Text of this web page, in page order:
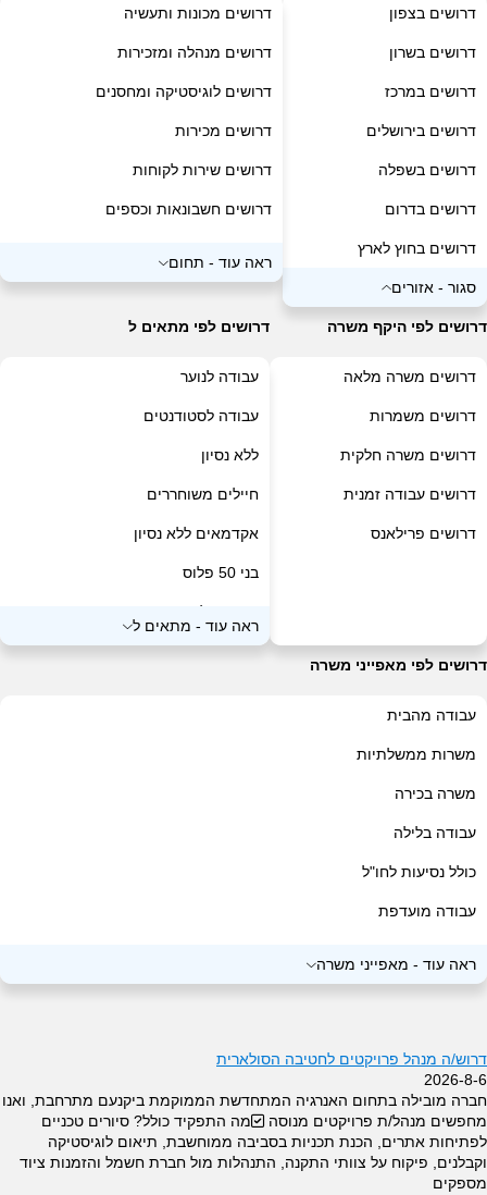
דרושים בצפון
דרושים בשרון
דרושים במרכז
דרושים בירושלים
דרושים בשפלה
דרושים בדרום
דרושים בחוץ לארץ
דרושים בעבודה מהבית
סגור - אזורים
דרושים מכונות ותעשיה
דרושים מנהלה ומזכירות
דרושים לוגיסטיקה ומחסנים
דרושים מכירות
דרושים שירות לקוחות
דרושים חשבונאות וכספים
דרושים נהגים, רכב ותחבורה
דרושים כללי
דרושים רכש, יבוא / יצוא
דרושים מסעדנות/בתי קפה/קייטרינג
דרושים אינטרנט
דרושים סטודנטים ונוער
ראה עוד - תחום
דרושים לפי היקף משרה
דרושים משרה מלאה
דרושים משמרות
דרושים משרה חלקית
דרושים עבודה זמנית
דרושים פרילאנס
דרושים לפי מתאים ל
עבודה לנוער
עבודה לסטודנטים
ללא נסיון
חיילים משוחררים
אקדמאים ללא נסיון
בני 50 פלוס
מתאים למגזר דתי
דובר שפות
ראה עוד - מתאים ל
דרושים לפי מאפייני משרה
עבודה מהבית
משרות ממשלתיות
משרה בכירה
עבודה בלילה
כולל נסיעות לחו"ל
עבודה מועדפת
התמחות
עבודה בסופי שבוע
ראה עוד - מאפייני משרה
דרוש/ה מנהל פרויקטים לחטיבה הסולארית
2026-8-6
חברה מובילה בתחום האנרגיה המתחדשת הממוקמת ביקנעם מתרחבת, ואנו
מחפשים מנהל/ת פרויקטים מנוסה ✅מה התפקיד כולל? סיורים טכניים
לפתיחות אתרים, הכנת תכניות בסביבה ממוחשבת, תיאום לוגיסטיקה
וקבלנים, פיקוח על צוותי התקנה, התנהלות מול חברת חשמל והזמנות ציוד
מספקים